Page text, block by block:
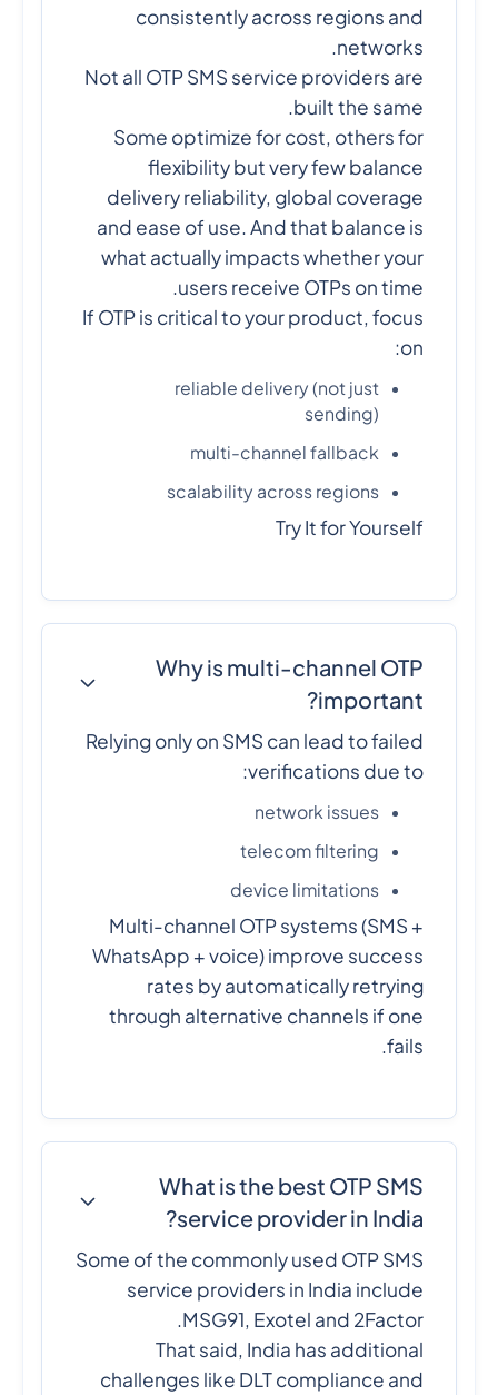
consistently across regions and
networks.
Not all OTP SMS service providers are
built the same.
Some optimize for cost, others for
flexibility but very few balance
delivery reliability, global coverage
and ease of use. And that balance is
what actually impacts whether your
users receive OTPs on time.
If OTP is critical to your product, focus
on:
reliable delivery (not just
sending)
multi-channel fallback
scalability across regions
Try It for Yourself
Why is multi-channel OTP
important?
Relying only on SMS can lead to failed
verifications due to:
network issues
telecom filtering
device limitations
Multi-channel OTP systems (SMS +
WhatsApp + voice) improve success
rates by automatically retrying
through alternative channels if one
fails.
What is the best OTP SMS
service provider in India?
Some of the commonly used OTP SMS
service providers in India include
MSG91, Exotel and 2Factor.
That said, India has additional
challenges like DLT compliance and